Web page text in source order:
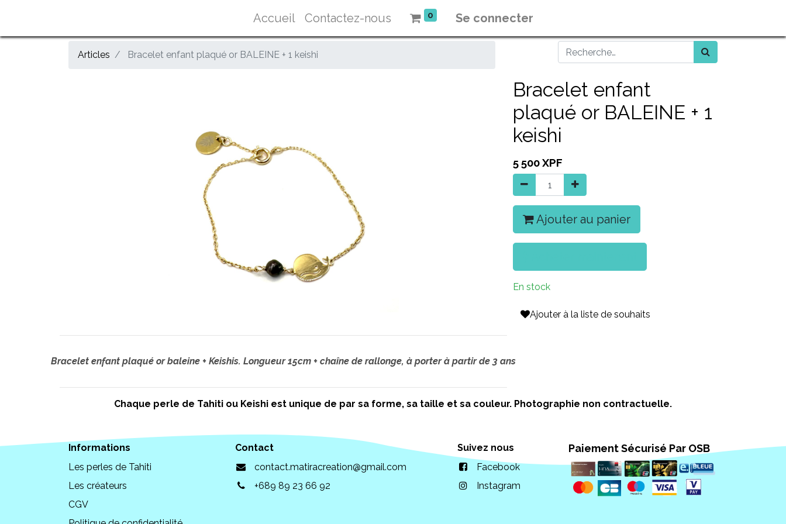
Accueil Contactez-nous 0 Se connecter
Articles Bracelet enfant plaqué or BALEINE + 1 keishi
Bracelet enfant
plaqué or BALEINE + 1
keishi
5 500XPF
Ajouter au panier
En stock
Ajouter à la liste de souhaits
Bracelet enfant plaqué or baleine + Keishis. Longueur 15cm + chaîne de rallonge, à porter à partir de 3 ans
Chaque perle de Tahiti ou Keishi est unique de par sa forme, sa taille et sa couleur. Photographie non contractuelle.
Informations
Les perles de Tahiti
Les créateurs
CGV
Contact
contact.matiracreation@gmail.com
+689 89 23 66 92
Suivez nous
Facebook
Instagram
Paiement Sécurisé Par OSB